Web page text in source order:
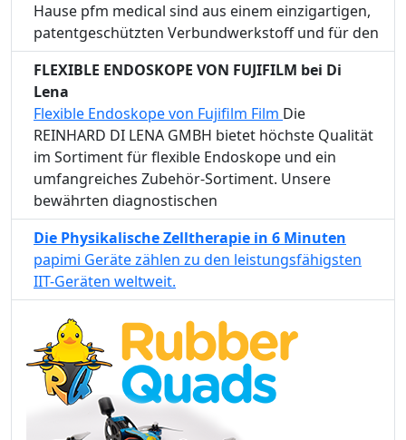
Hause pfm medical sind aus einem einzigartigen,
patentgeschützten Verbundwerkstoff und für den
FLEXIBLE ENDOSKOPE VON FUJIFILM bei Di
Lena
Flexible Endoskope von Fujifilm Film Die
REINHARD DI LENA GMBH bietet höchste Qualität
im Sortiment für flexible Endoskope und ein
umfangreiches Zubehör-Sortiment. Unsere
bewährten diagnostischen
Die Physikalische Zelltherapie in 6 Minuten
papimi Geräte zählen zu den leistungsfähigsten
IIT-Geräten weltweit.